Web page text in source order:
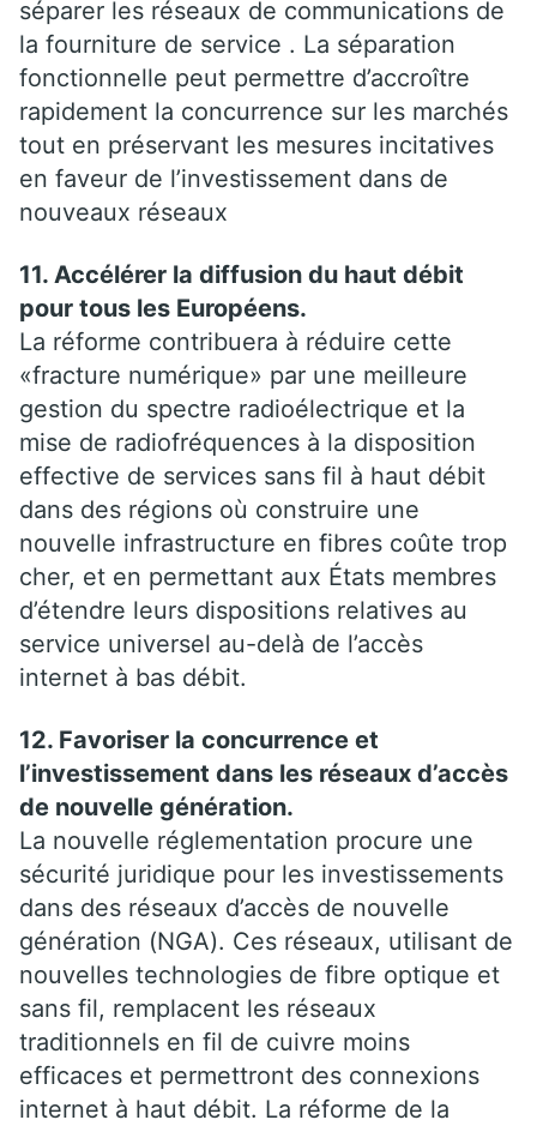
séparer les réseaux de communications de
la fourniture de service . La séparation
fonctionnelle peut permettre d’accroître
rapidement la concurrence sur les marchés
tout en préservant les mesures incitatives
en faveur de l’investissement dans de
nouveaux réseaux
11. Accélérer la diffusion du haut débit
pour tous les Européens.
La réforme contribuera à réduire cette
«fracture numérique» par une meilleure
gestion du spectre radioélectrique et la
mise de radiofréquences à la disposition
effective de services sans fil à haut débit
dans des régions où construire une
nouvelle infrastructure en fibres coûte trop
cher, et en permettant aux États membres
d’étendre leurs dispositions relatives au
service universel au-delà de l’accès
internet à bas débit.
12. Favoriser la concurrence et
l’investissement dans les réseaux d’accès
de nouvelle génération.
La nouvelle réglementation procure une
sécurité juridique pour les investissements
dans des réseaux d’accès de nouvelle
génération (NGA). Ces réseaux, utilisant de
nouvelles technologies de fibre optique et
sans fil, remplacent les réseaux
traditionnels en fil de cuivre moins
efficaces et permettront des connexions
internet à haut débit. La réforme de la